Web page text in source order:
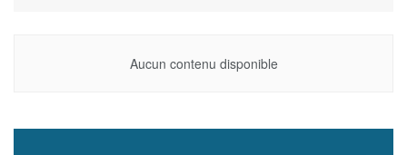
Aucun contenu disponible